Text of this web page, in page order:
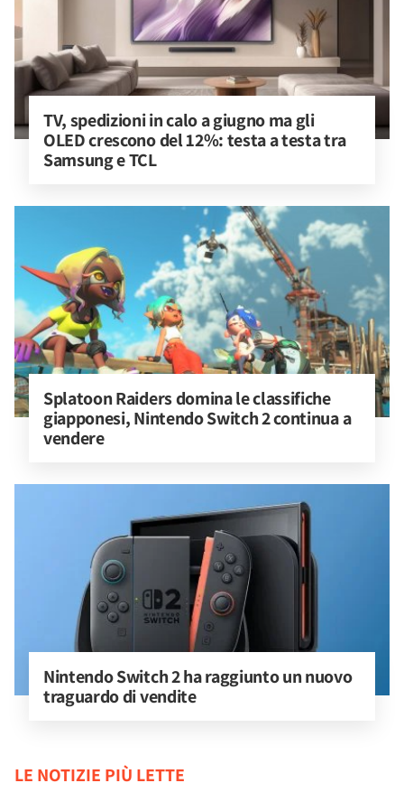
TV, spedizioni in calo a giugno ma gli
OLED crescono del 12%: testa a testa tra
Samsung e TCL
Splatoon Raiders domina le classifiche
giapponesi, Nintendo Switch 2 continua a
vendere
Nintendo Switch 2 ha raggiunto un nuovo
traguardo di vendite
LE NOTIZIE PIÙ LETTE